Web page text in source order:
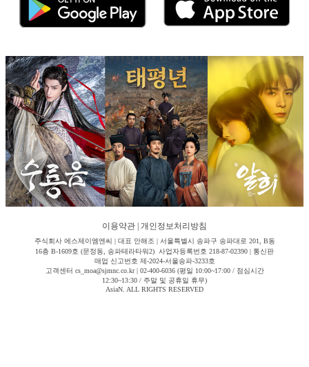
이용약관 개인정보처리방침
주식회사 에스제이엠엔씨 | 대표 안해조 | 서울특별시 송파구 송파대로 201, B동
16층 B-1609호 (문정동, 송파테라타워2) 사업자등록번호 218-87-02390 | 통신판
매업 신고번호 제-2024-서울송파-3233호
고객센터 cs_moa@sjmnc.co.kr | 02-400-6036 (평일 10:00~17:00 / 점심시간
12:30~13:30 / 주말 및 공휴일 휴무)
AsiaN. ALL RIGHTS RESERVED